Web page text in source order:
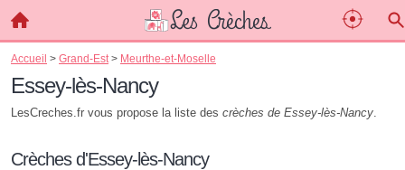
Accueil > Grand-Est > Meurthe-et-Moselle
Essey-lès-Nancy
LesCreches.fr vous propose la liste des crèches de Essey-lès-Nancy.
Crèches d'Essey-lès-Nancy